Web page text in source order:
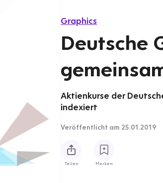
Graphics
Deutsche
Aktienkurse der
indexiert
Veröffentlicht am 25.01.2019
Teilen Merken